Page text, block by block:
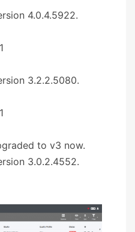
4.0.4.5922.
3.2.2.5080.
to v3 now.
3.0.2.4552.